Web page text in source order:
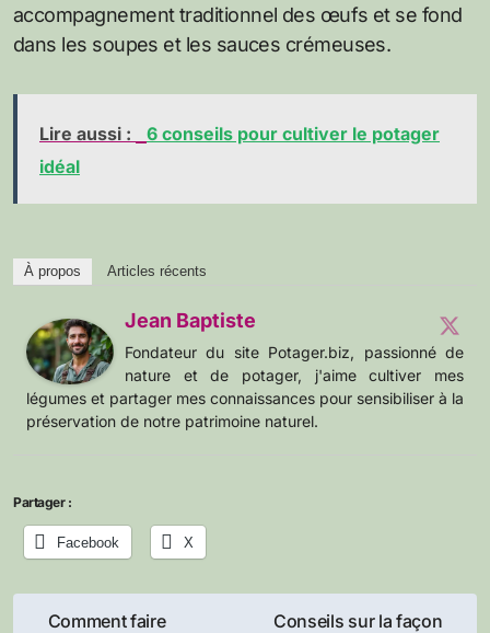
accompagnement traditionnel des œufs et se fond
dans les soupes et les sauces crémeuses.
Lire aussi :
6 conseils pour cultiver le potager
idéal
À propos Articles récents
Jean Baptiste
Fondateur du site Potager.biz, passionné de
nature et de potager, j'aime cultiver mes
légumes et partager mes connaissances pour sensibiliser à la
préservation de notre patrimoine naturel.
Partager :
Facebook X
Navigation
Comment faire
Conseils sur la façon